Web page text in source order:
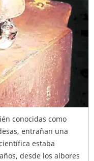
conocidas como
entrañan una
estaba
desde los albores